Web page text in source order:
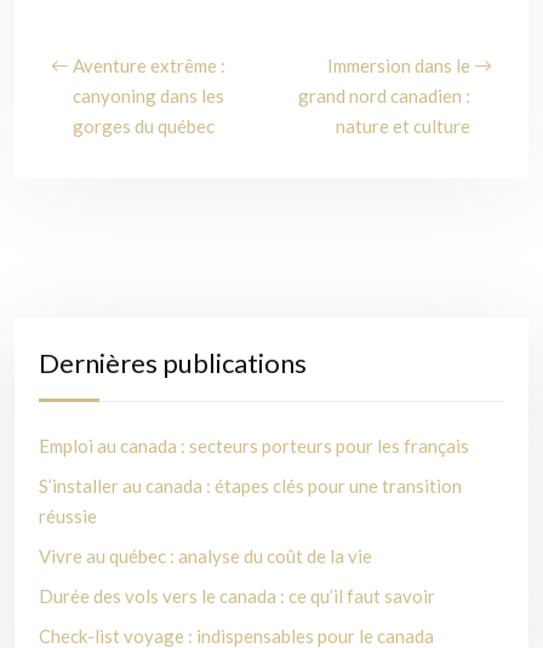
Aventure extrême :
canyoning dans les
gorges du québec
Immersion dans le
grand nord canadien :
nature et culture
Dernières publications
Emploi au canada : secteurs porteurs pour les français
S’installer au canada : étapes clés pour une transition
réussie
Vivre au québec : analyse du coût de la vie
Durée des vols vers le canada : ce qu’il faut savoir
Check-list voyage : indispensables pour le canada